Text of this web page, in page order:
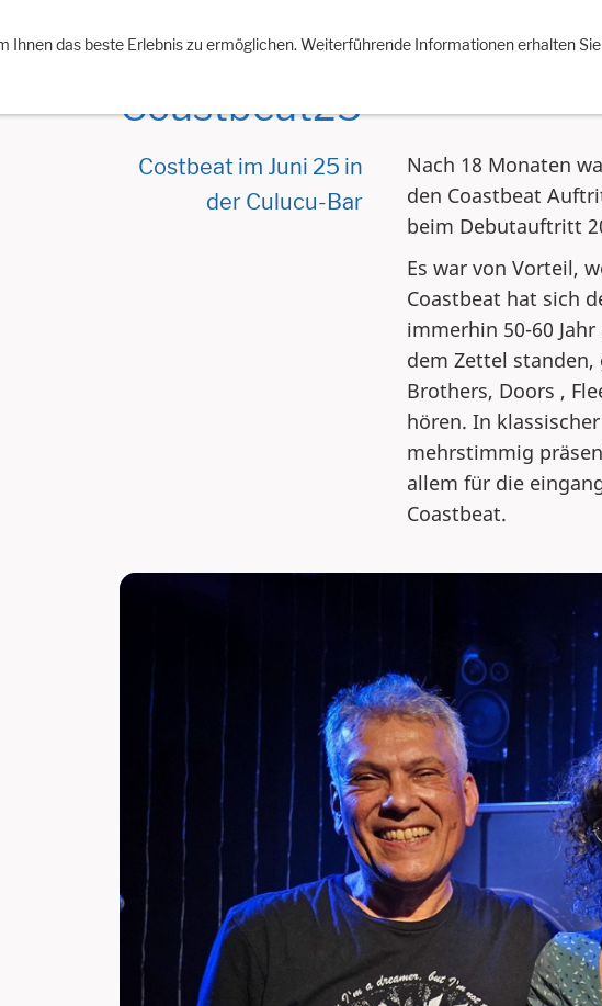
Coastbeat25
Costbeat im Juni 25 in
der Culucu-Bar
Nach 18 Monaten
den Coastbeat
beim Debutauftritt
Es war von Vorteil,
Coastbeat hat sich
immerhin 50-60
dem Zettel standen,
Brothers, Doors ,
hören. In
mehrstimmig
allem für die
Coastbeat.
Ihnen das beste Erlebnis zu ermöglichen. Weiterführende Informationen erhalten